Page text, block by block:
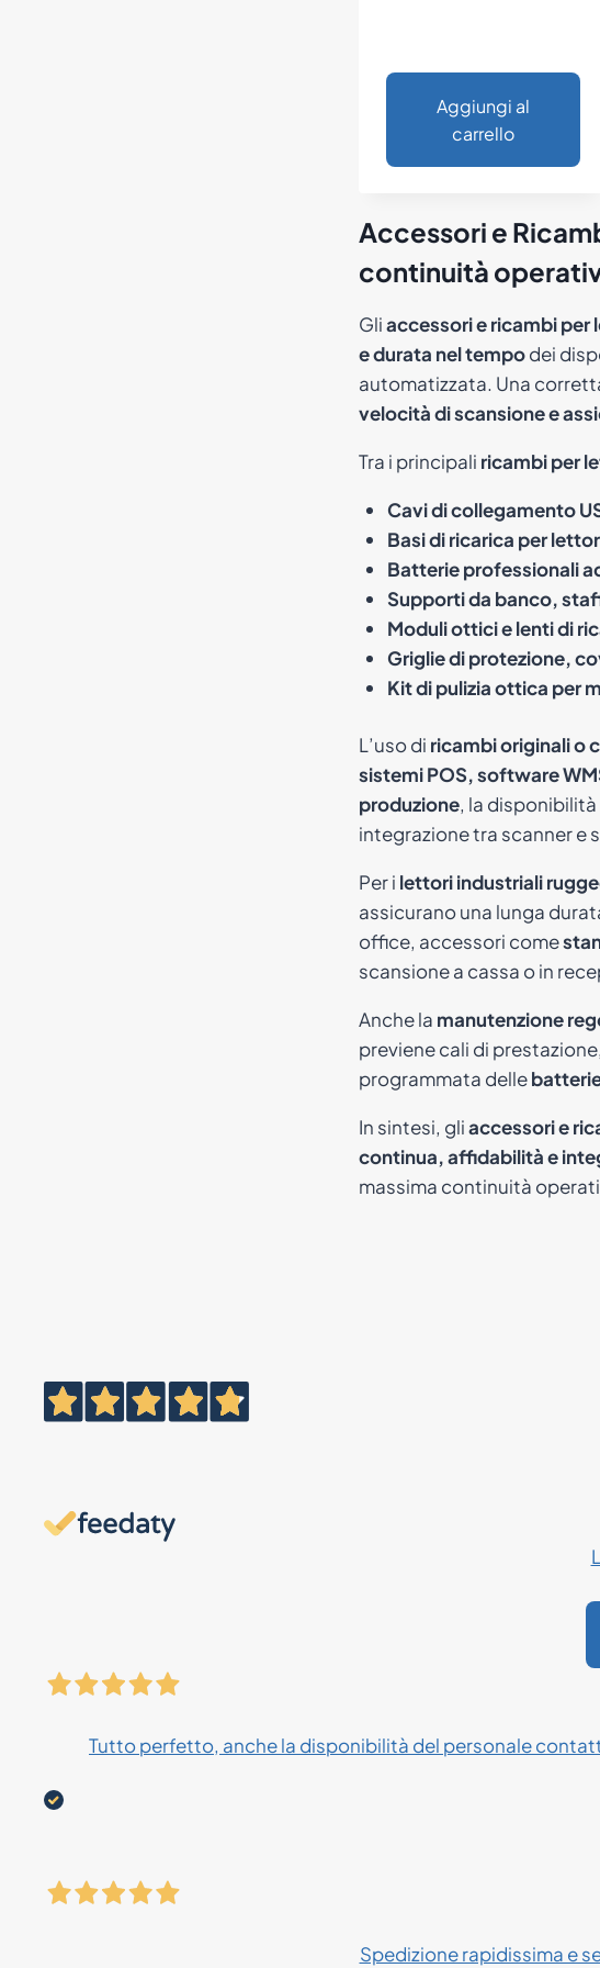
Aggiungi al
carrello
Accessori e
continuità
Gliaccessori e ricambi per
e durata nel tempodei
automatizzata. Una
velocità di scansione e
Tra i principali ricambi per
Cavi di collegamento
Basi di ricarica per
Batterie professionali
Supporti da banco,
Moduli ottici e lenti di
Griglie di protezione,
Kit di pulizia ottica per
L’uso di ricambi originali o
sistemi POS, software
produzione, la disponibilità
integrazione tra scanner e
Per i lettori industriali
assicurano una lunga
office, accessori come
scansione a cassa o in
Anche la manutenzione
previene cali di
programmata delle
In sintesi, gliaccessori e
continua, affidabilità e
massima continuità
Tutto perfetto, anche la disponibilità del personale
Spedizione rapidissima e